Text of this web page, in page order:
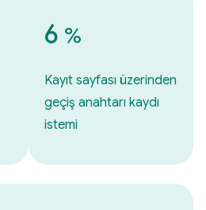
6 %
Kayıt sayfası üzerinden
geçiş anahtarı kaydı
istemi